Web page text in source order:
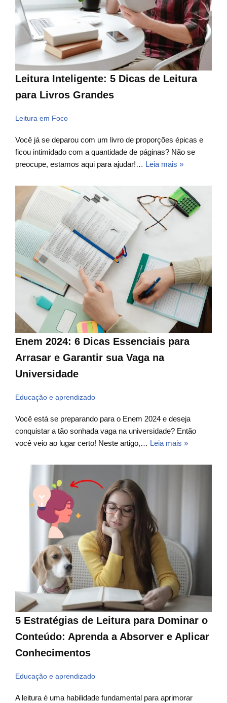
Leitura Inteligente: 5 Dicas de Leitura
para Livros Grandes
Leitura em Foco
Você já se deparou com um livro de proporções épicas e
ficou intimidado com a quantidade de páginas? Não se
preocupe, estamos aqui para ajudar!… Leia mais »
Enem 2024: 6 Dicas Essenciais para
Arrasar e Garantir sua Vaga na
Universidade
Educação e aprendizado
Você está se preparando para o Enem 2024 e deseja
conquistar a tão sonhada vaga na universidade? Então
você veio ao lugar certo! Neste artigo,… Leia mais »
5 Estratégias de Leitura para Dominar o
Conteúdo: Aprenda a Absorver e Aplicar
Conhecimentos
Educação e aprendizado
A leitura é uma habilidade fundamental para aprimorar